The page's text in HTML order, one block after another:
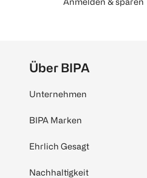
Über BIPA
Unternehmen
BIPA Marken
Ehrlich Gesagt
Nachhaltigkeit